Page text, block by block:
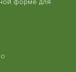
форме для